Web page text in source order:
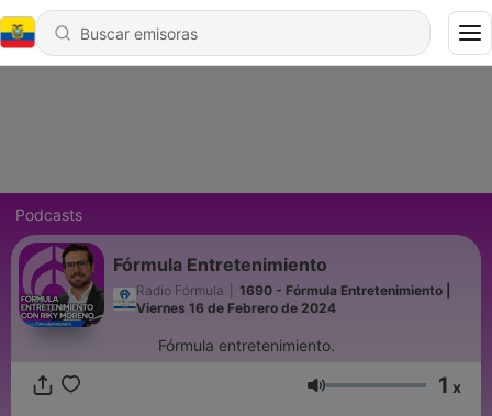
Podcasts
Fórmula Entretenimiento
Radio Fórmula
1690 - Fórmula Entretenimiento |
Viernes 16 de Febrero de 2024
Fórmula entretenimiento.
Volumen 1 x